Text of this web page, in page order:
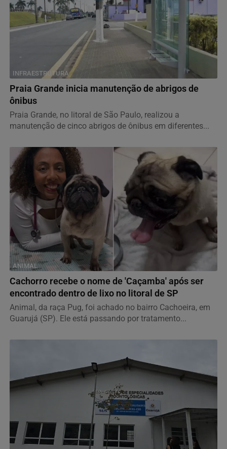
INFRAESTRUTURA
Praia Grande inicia manutenção de abrigos de
ônibus
Praia Grande, no litoral de São Paulo, realizou a
manutenção de cinco abrigos de ônibus em diferentes...
ANIMAL
Cachorro recebe o nome de 'Caçamba' após ser
encontrado dentro de lixo no litoral de SP
Animal, da raça Pug, foi achado no bairro Cachoeira, em
Guarujá (SP). Ele está passando por tratamento...